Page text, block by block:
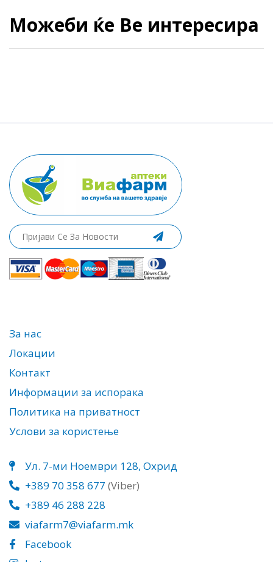
Можеби ќе Ве интересира
За нас
Локации
Контакт
Информации за испорака
Политика на приватност
Услови за користење
Ул. 7-ми Ноември 128, Охрид
+389 70 358 677 (Viber)
+389 46 288 228
viafarm7@viafarm.mk
Facebook